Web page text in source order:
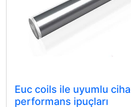
Euc coils ile uyumlu
performans ipuçları